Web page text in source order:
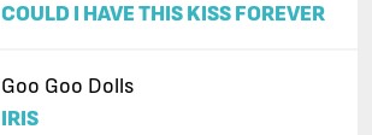
Iglesias
COULD I HAVE THIS KISS FOREVER
Goo Goo Dolls
IRIS